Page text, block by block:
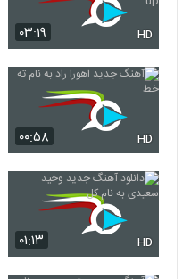
۰۳:۱۹ HD
۰۰:۵۸ HD
۰۱:۱۳ HD